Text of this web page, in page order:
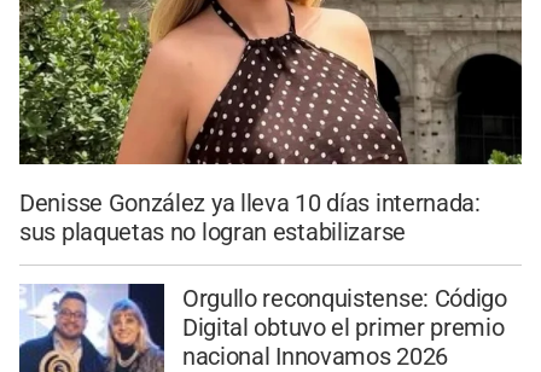
Denisse González ya lleva 10 días internada:
sus plaquetas no logran estabilizarse
Orgullo reconquistense: Código
Digital obtuvo el primer premio
nacional Innovamos 2026